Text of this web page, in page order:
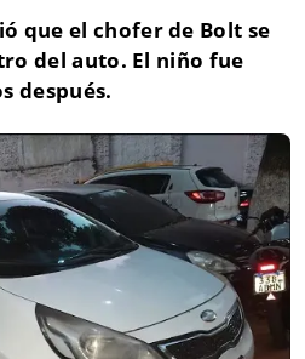
que el chofer de Bolt se
del auto. El niño fue
después.